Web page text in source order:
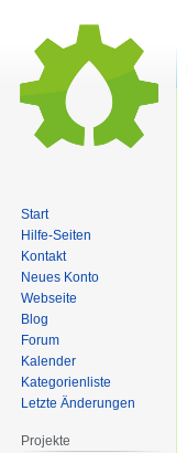
Start
Hilfe-Seiten
Kontakt
Neues Konto
Webseite
Blog
Forum
Kalender
Kategorienliste
Letzte Änderungen
Projekte